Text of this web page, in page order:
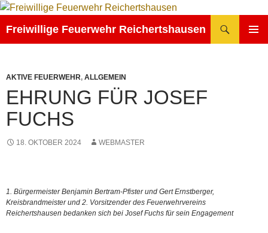
Zum
springen
Freiwillige Feuerwehr Reichertshausen
AKTIVE FEUERWEHR, ALLGEMEIN
EHRUNG FÜR JOSEF
FUCHS
18. OKTOBER 2024 WEBMASTER
1. Bürgermeister Benjamin Bertram-Pfister und Gert Ernstberger,
Kreisbrandmeister und 2. Vorsitzender des Feuerwehrvereins
Reichertshausen bedanken sich bei Josef Fuchs für sein Engagement